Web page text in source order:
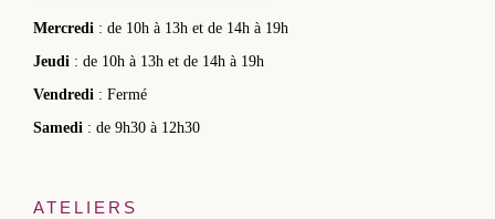
Mercredi: de 10h à 13h et de 14h à 19h
Jeudi: de 10h à 13h et de 14h à 19h
Vendredi: Fermé
Samedi: de 9h30 à 12h30
ATELIERS